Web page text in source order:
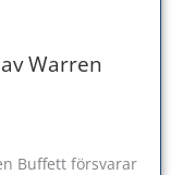
Warren
Buffett försvarar